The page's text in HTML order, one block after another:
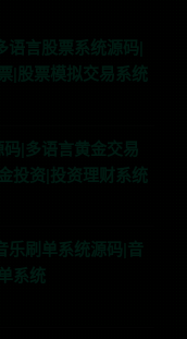
语言股票系统源码|
|股票模拟交易系统
|多语言黄金交易
投资|投资理财系统
乐刷单系统源码|音
系统